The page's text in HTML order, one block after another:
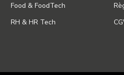
Food & FoodTech
RH & HR Tech